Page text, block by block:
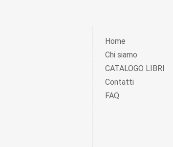
Home
Chi siamo
CATALOGO LIBRI
Contatti
FAQ